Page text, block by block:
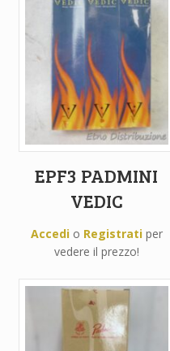
EPF3 PADMINI
VEDIC
Accedio Registratiper
vedere il prezzo!